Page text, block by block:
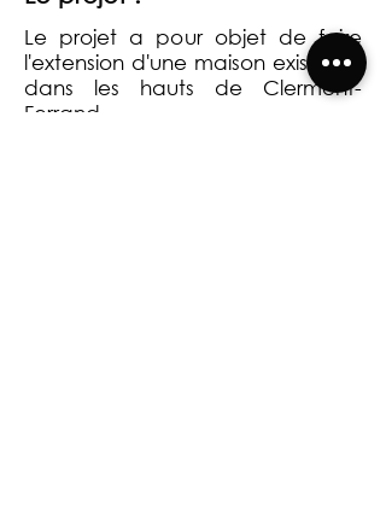
Le projet a pour objet de faire
l'extension d'une maison existante
dans les hauts de Clermont-
Ferrand.